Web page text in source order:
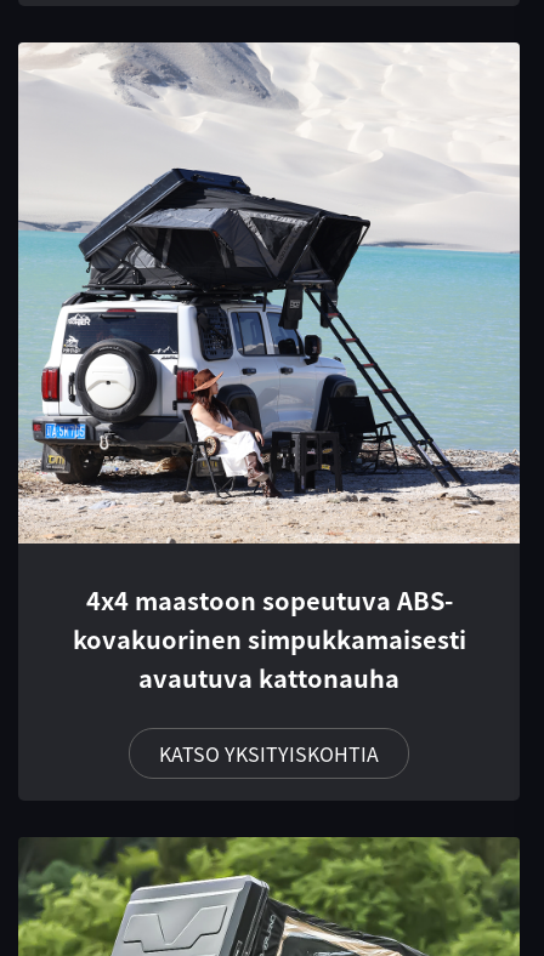
4x4 maastoon sopeutuva ABS-
kovakuorinen simpukkamaisesti
avautuva kattonauha
KATSO YKSITYISKOHTIA